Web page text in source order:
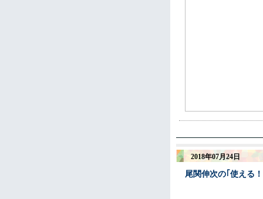
2018年07月24日
尾関伸次の｢使える